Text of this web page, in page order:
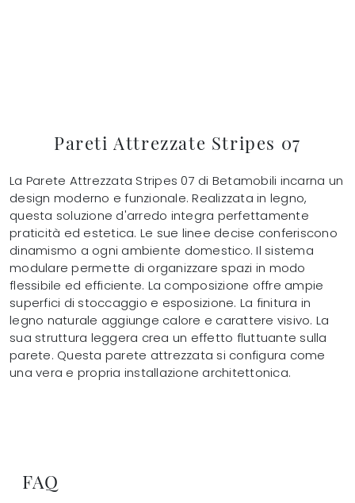
Pareti Attrezzate Stripes 07
La Parete Attrezzata Stripes 07 di Betamobili incarna un
design moderno e funzionale. Realizzata in legno,
questa soluzione d'arredo integra perfettamente
praticità ed estetica. Le sue linee decise conferiscono
dinamismo a ogni ambiente domestico. Il sistema
modulare permette di organizzare spazi in modo
flessibile ed efficiente. La composizione offre ampie
superfici di stoccaggio e esposizione. La finitura in
legno naturale aggiunge calore e carattere visivo. La
sua struttura leggera crea un effetto fluttuante sulla
parete. Questa parete attrezzata si configura come
una vera e propria installazione architettonica.
FAQ